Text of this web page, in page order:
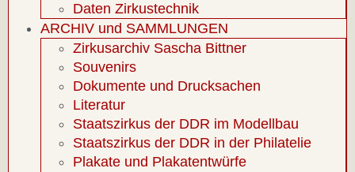
Daten Zirkustechnik
ARCHIV und SAMMLUNGEN
Zirkusarchiv Sascha Bittner
Souvenirs
Dokumente und Drucksachen
Literatur
Staatszirkus der DDR im Modellbau
Staatszirkus der DDR in der Philatelie
Plakate und Plakatentwürfe